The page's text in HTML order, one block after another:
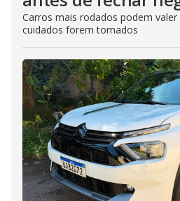
Carros mais rodados podem valer
cuidados forem tomados